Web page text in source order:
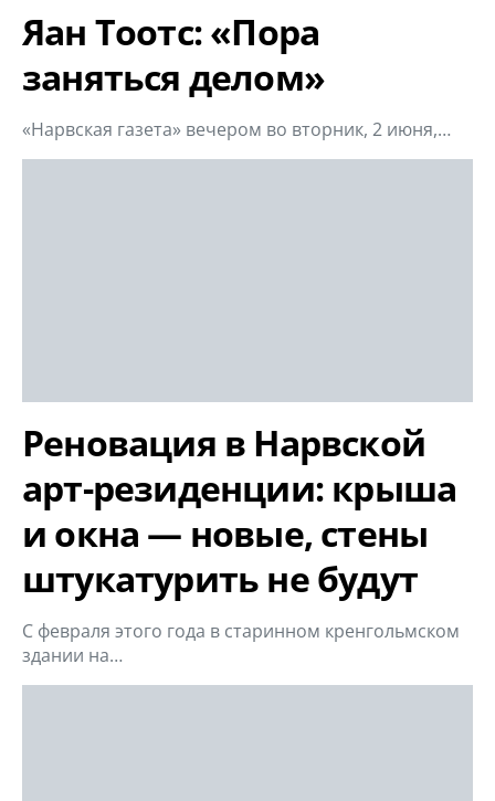
Яан Тоотс: «Пора
заняться делом»
«Нарвская газета» вечером во вторник, 2 июня,…
Реновация в Нарвской
арт-резиденции: крыша
и окна — новые, стены
штукатурить не будут
С февраля этого года в старинном кренгольмском
здании на…